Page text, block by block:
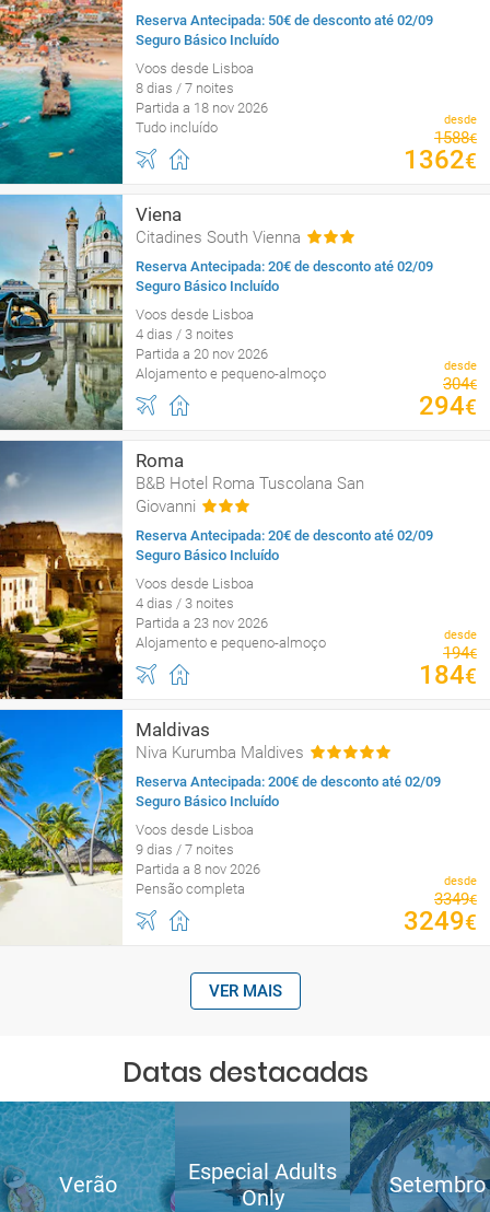
Reserva Antecipada: 50€ de desconto até 02/09
Seguro Básico Incluído
Voos desde Lisboa
8 dias / 7 noites
Partida a 18 nov 2026
Tudo incluído
desde
1588€
1362€
Viena
Citadines South Vienna
Reserva Antecipada: 20€ de desconto até 02/09
Seguro Básico Incluído
Voos desde Lisboa
4 dias / 3 noites
Partida a 20 nov 2026
Alojamento e pequeno-almoço
desde
304€
294€
Roma
B&B Hotel Roma Tuscolana San
Giovanni
Reserva Antecipada: 20€ de desconto até 02/09
Seguro Básico Incluído
Voos desde Lisboa
4 dias / 3 noites
Partida a 23 nov 2026
Alojamento e pequeno-almoço
desde
194€
184€
Maldivas
Niva Kurumba Maldives
Reserva Antecipada: 200€ de desconto até 02/09
Seguro Básico Incluído
Voos desde Lisboa
9 dias / 7 noites
Partida a 8 nov 2026
Pensão completa
desde
3349€
3249€
VER MAIS
Datas destacadas
Verão
Especial Adults
Only
Setembro